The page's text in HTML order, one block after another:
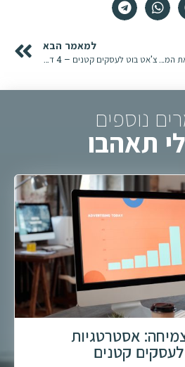
למאמר הבא
נוספים
תאהבו
אסטרטגיות
קטנים